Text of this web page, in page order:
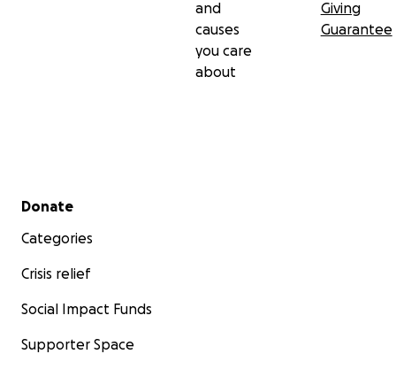
كل دولار يحدث فرقا في حياة أحدنا. من فضلك، إذا لم تتمكن
and
causes
you care
about
Giving
Guarantee
Secondary menu
Donate
Categories
Crisis relief
Social Impact Funds
Supporter Space